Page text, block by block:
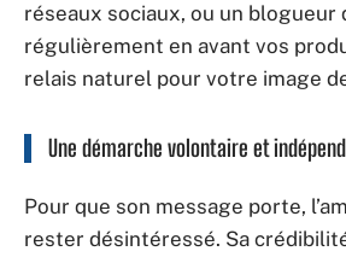
réseaux sociaux, ou un blogueur
régulièrement en avant vos
relais naturel pour votre image
Une démarche volontaire et
Pour que son message porte,
rester désintéressé. Sa